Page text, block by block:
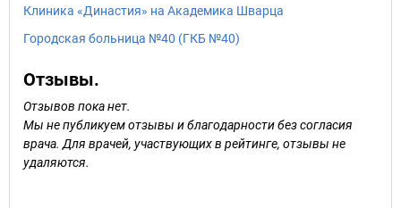
Клиника «Династия» на Академика Шварца
Городская больница №40 (ГКБ №40)
Отзывы.
Отзывов пока нет.
Мы не публикуем отзывы и благодарности без согласия
врача. Для врачей, участвующих в рейтинге, отзывы не
удаляются.